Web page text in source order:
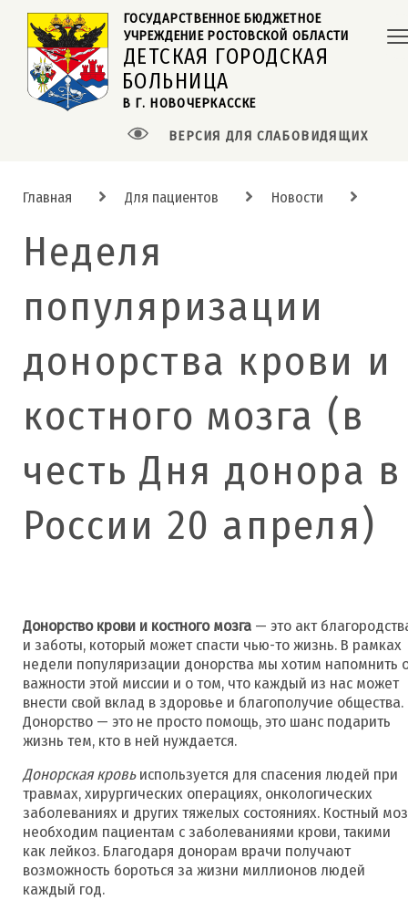
ДЕТСКАЯ ГОРОДСКАЯ
В Г. НОВОЧЕРКАССКЕ
ГОСУДАРСТВЕННОЕ БЮДЖЕТНОЕ
УЧРЕЖДЕНИЕ РОСТОВСКОЙ ОБЛАСТИ
БОЛЬНИЦА
ВЕРСИЯ ДЛЯ СЛАБОВИДЯЩИХ
Главная Для пациентов Новости
Неделя
популяризации
донорства крови и
костного мозга (в
честь Дня донора в
России 20 апреля)
Донорство крови и костного мозга — это акт
и заботы, который может спасти чью-то жизнь. В рамках
недели популяризации донорства мы хотим напомнить
важности этой миссии и о том, что каждый из нас может
внести свой вклад в здоровье и благополучие общества.
Донорство — это не просто помощь, это шанс подарить
жизнь тем, кто в ней нуждается.
Донорская кровьиспользуется для спасения людей при
травмах, хирургических операциях, онкологических
заболеваниях и других тяжелых состояниях. Костный
необходим пациентам с заболеваниями крови, такими
как лейкоз. Благодаря донорам врачи получают
возможность бороться за жизни миллионов людей
каждый год.